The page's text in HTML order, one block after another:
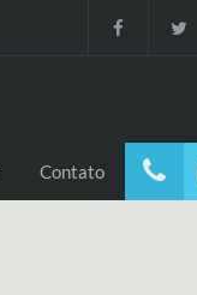
Contato